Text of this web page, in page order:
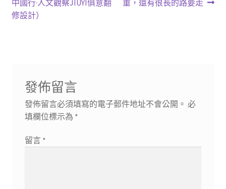
章篇
中國行·人文觀察JIUYI俱意翻
修設計）
重，還有很長的路要走
發佈留言
發佈留言必須填寫的電子郵件地址不會公開。 必
填欄位標示為 *
留言 *